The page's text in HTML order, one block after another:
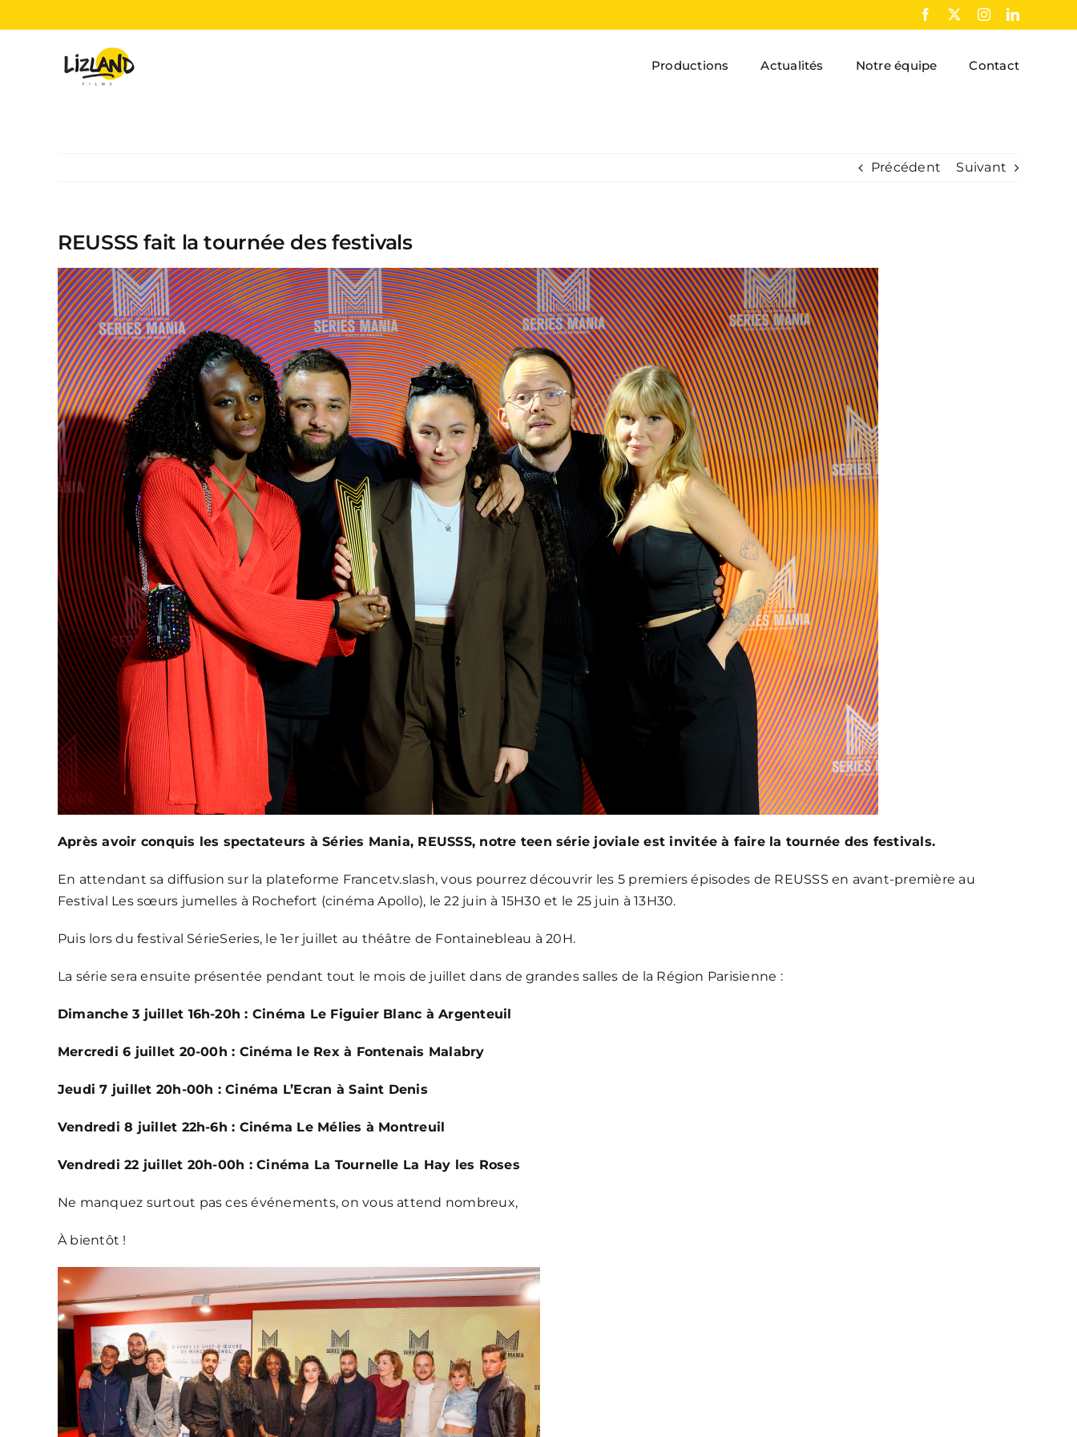
au
Facebook InstagramLinkedIn
Productions Actualités Notre équipe Contact
Précédent Suivant
REUSSS fait la tournée des festivals
Après avoir conquis les spectateurs à Séries Mania, REUSSS, notre teen série joviale est invitée à faire la tournée des festivals.
En attendant sa diffusion sur la plateforme Francetv.slash, vous pourrez découvrir les 5 premiers épisodes de REUSSS en avant-première au
Festival Les sœurs jumelles à Rochefort (cinéma Apollo), le 22 juin à 15H30 et le 25 juin à 13H30.
Puis lors du festival SérieSeries, le 1er juillet au théâtre de Fontainebleau à 20H.
La série sera ensuite présentée pendant tout le mois de juillet dans de grandes salles de la Région Parisienne :
Dimanche 3 juillet 16h-20h : Cinéma Le Figuier Blanc à Argenteuil
Mercredi 6 juillet 20-00h : Cinéma le Rex à Fontenais Malabry
Jeudi 7 juillet 20h-00h : Cinéma L’Ecran à Saint Denis
Vendredi 8 juillet 22h-6h : Cinéma Le Mélies à Montreuil
Vendredi 22 juillet 20h-00h : Cinéma La Tournelle La Hay les Roses
Ne manquez surtout pas ces événements, on vous attend nombreux,
À bientôt !